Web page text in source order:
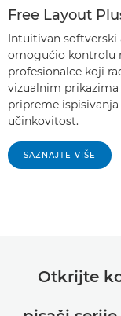
Free Layout
Intuitivan softverski
omogućio kontrolu
profesionalce koji
vizualnim
pripreme
učinkovitost.
SAZNAJTE VIŠE
Otkrijte